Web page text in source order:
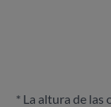
* La altura de las